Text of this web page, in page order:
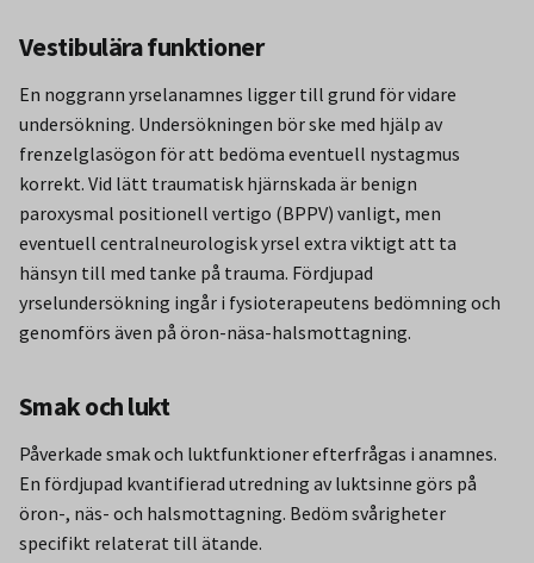
Vestibulära funktioner
En noggrann yrselanamnes ligger till grund för vidare
undersökning. Undersökningen bör ske med hjälp av
frenzelglasögon för att bedöma eventuell nystagmus
korrekt. Vid lätt traumatisk hjärnskada är benign
paroxysmal positionell vertigo (BPPV) vanligt, men
eventuell centralneurologisk yrsel extra viktigt att ta
hänsyn till med tanke på trauma. Fördjupad
yrselundersökning ingår i fysioterapeutens bedömning och
genomförs även på öron-näsa-halsmottagning.
Smak och lukt
Påverkade smak och luktfunktioner efterfrågas i anamnes.
En fördjupad kvantifierad utredning av luktsinne görs på
öron-, näs- och halsmottagning. Bedöm svårigheter
specifikt relaterat till ätande.